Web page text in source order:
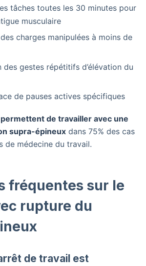
tâches toutes les 30 minutes pour
musculaire
charges manipulées à moins de
des gestes répétitifs d’élévation du
de pauses actives spécifiques
de travailler avec une
supra-épineux dans 75% des cas
de médecine du travail.
fréquentes sur le
rupture du
de travail est